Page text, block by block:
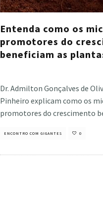
Entenda como os
promotores do
beneficiam as
Dr. Admilton Gonçalves de
Pinheiro explicam como os
promotores do crescimento
ENCONTRO COM GIGANTES 0